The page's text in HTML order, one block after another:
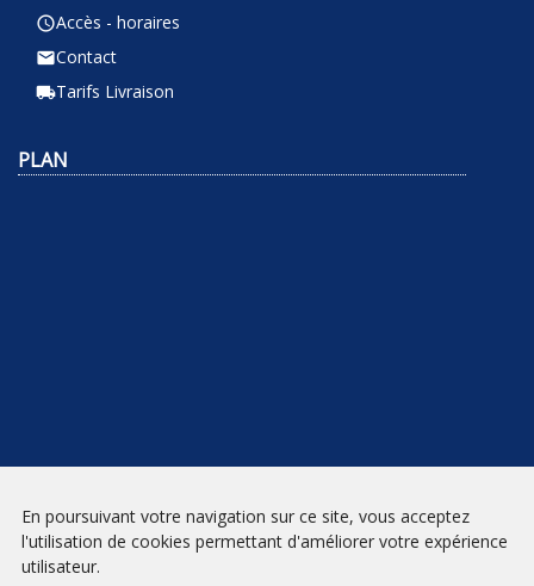
query_builderAccès - horaires
emailContact
local_shippingTarifs Livraison
PLAN
INSCRIPTION
En poursuivant votre navigation sur ce site, vous acceptez
l'utilisation de cookies permettant d'améliorer votre expérience
utilisateur.